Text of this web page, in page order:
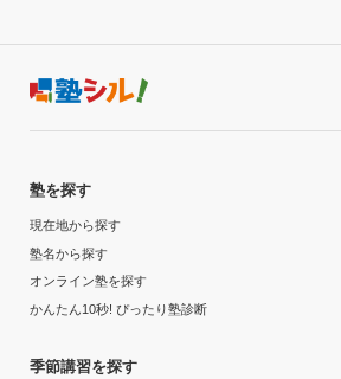
塾を探す
現在地から探す
塾名から探す
オンライン塾を探す
かんたん10秒! ぴったり塾診断
季節講習を探す